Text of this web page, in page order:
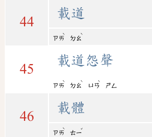
44
載道
ㄗㄞ
ˋ
ㄉㄠ
ˋ
45
載道怨聲
ㄗㄞ
ˋ
ㄉㄠ
ˋ
ㄩㄢ
ˋ
ㄕㄥ
46
載體
ㄗㄞ
ˋ
ㄊㄧ
ˇ